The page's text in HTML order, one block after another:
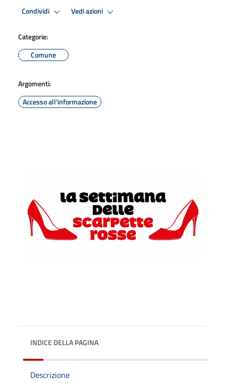
Condividi Vedi azioni
Categorie:
Comune
Argomenti:
Accesso all'informazione
INDICE DELLA PAGINA
Descrizione